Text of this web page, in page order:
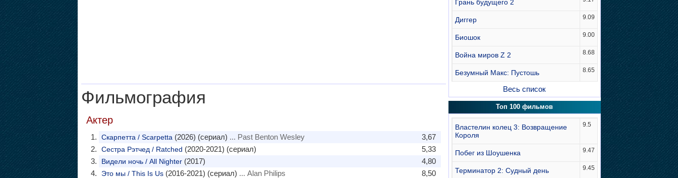
Фильмография
Актер
3,67
Скарпетта / Scarpetta (2026) (сериал) ... Past Benton Wesley
5,33
Сестра Рэтчед / Ratched (2020-2021) (сериал)
4,80
Видели ночь / All Nighter(2017)
8,50
Это мы / This Is Us(2016-2021) (сериал) ... Alan Philips
Грань будущего 2
Диггер 9.09
Биошок 9.00
Война миров Z 2 8.68
Безумный Макс: Пустошь 8.65
Весь список
Топ 100 фильмов
Властелин колец 3: Возвращение
Короля
9.5
Побег из Шоушенка 9.47
Терминатор 2: Судный день 9.45